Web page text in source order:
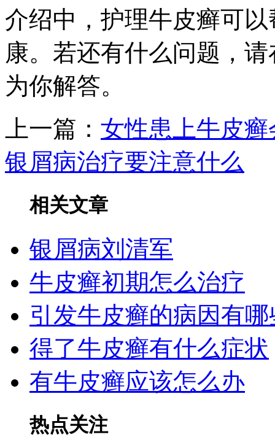
介绍中，护理牛皮癣可
康。若还有什么问题，
为你解答。
上一篇： 女性患上牛皮
银屑病治疗要注意什么
相关文章
银屑病刘清军
牛皮癣初期怎么治疗
引发牛皮癣的病因有哪
得了牛皮癣有什么症状
有牛皮癣应该怎么办
热点关注